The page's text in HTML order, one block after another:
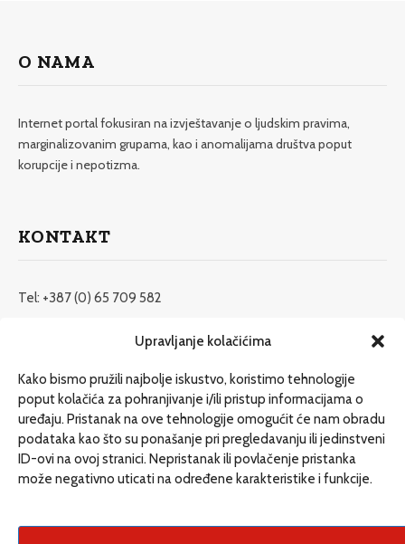
Upravljanje kolačićima
Kako bismo pružili najbolje iskustvo, koristimo tehnologije
poput kolačića za pohranjivanje i/ili pristup informacijama o
uređaju. Pristanak na ove tehnologije omogućit će nam obradu
podataka kao što su ponašanje pri pregledavanju ili jedinstveni
ID-ovi na ovoj stranici. Nepristanak ili povlačenje pristanka
može negativno uticati na određene karakteristike i funkcije.
O NAMA
Internet portal fokusiran na izvještavanje o ljudskim pravima,
marginalizovanim grupama, kao i anomalijama društva poput
korupcije i nepotizma.
KONTAKT
Tel: +387 (0) 65 709 582
redakcija@etrafika.net
Dosije
Drugi pišu
Društvo